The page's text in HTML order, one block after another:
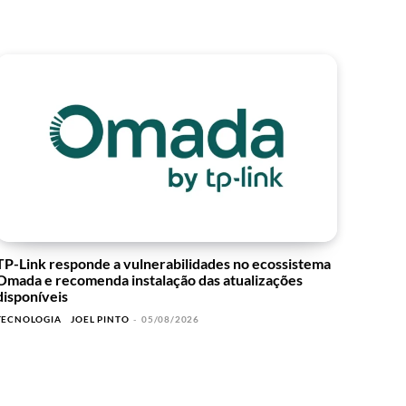
Link responde a vulnerabilidades no ecossistema
e recomenda instalação das atualizações
JOEL PINTO - 05/08/2026